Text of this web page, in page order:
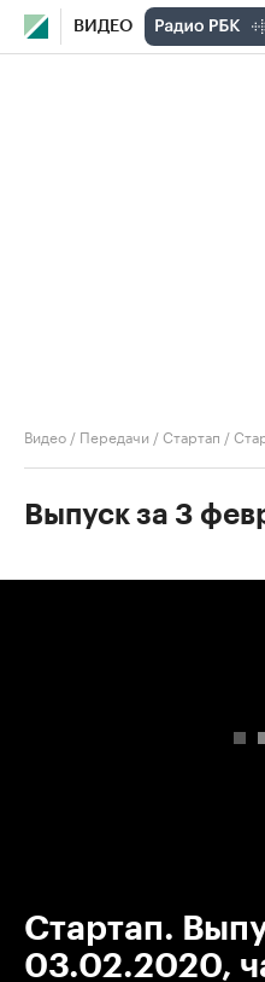
ВИДЕО
Видео / Передачи /Стартап /
Выпуск за 3
Стартап.
03.02.2020,